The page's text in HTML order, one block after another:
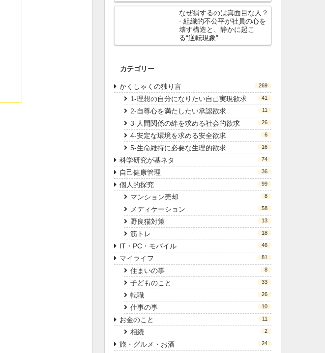
体的に大きな負担
なぜ損するのは真面目な人？
- 組織的不公平が社員の心を
壊す構造と、静かに起こ
る“逆転現象”
カテゴリー
かくしゃくの独り言 269
1-理想の自分になりたい自己実現欲求 41
2-自尊心を満たしたい承認欲求 11
3-人間関係の絆を求める社会的欲求 26
4-安定な環境を求める安全欲求 6
5-生命維持に必要な生理的欲求 16
科学研究が基ネタ 74
自己健康管理 36
個人的探究 99
マンション売却 8
メディケーション 58
野良猫対策 13
筋トレ 18
IT・PC・モバイル 46
マイライフ 81
住まいの事 8
子どものこと 33
転職 26
仕事の事 10
お金のこと 11
相続 2
旅・グルメ・お酒 24